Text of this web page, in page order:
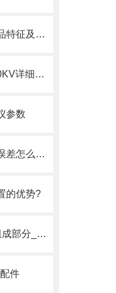
大型地网接地电阻测试仪产品特征及参数
DS-202超低频高压发生器40KV详细说明
参数
耐压测试仪击穿报警电流有误差怎么办啊？
的优势?
高压试验变压器分类_主要组成部分_绝缘等级
件